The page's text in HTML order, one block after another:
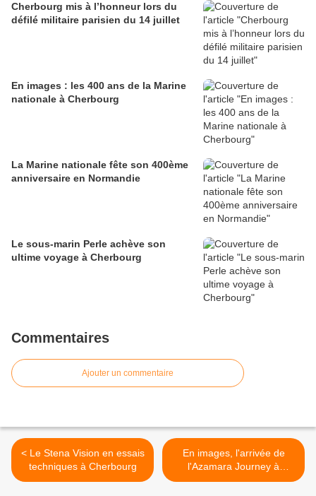
Cherbourg mis à l’honneur lors du
défilé militaire parisien du 14 juillet
En images : les 400 ans de la Marine
nationale à Cherbourg
La Marine nationale fête son 400ème
anniversaire en Normandie
Le sous-marin Perle achève son
ultime voyage à Cherbourg
Commentaires
Ajouter un commentaire
< Le Stena Vision en essais
techniques à Cherbourg
En images, l'arrivée de
l'Azamara Journey à
Cherbourg >